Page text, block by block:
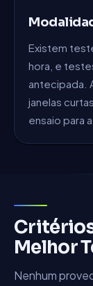
Existem
hora, e
antecipada.
janelas
ensaio para
Melhor
Nenhum